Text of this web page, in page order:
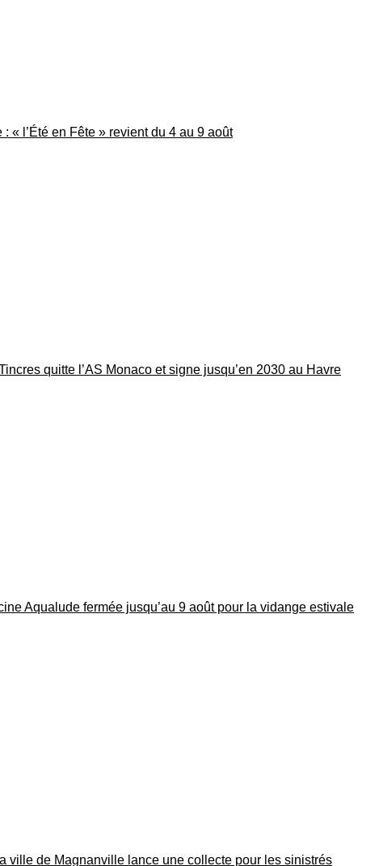
« l’Été en Fête » revient du 4 au 9 août
quitte l’AS Monaco et signe jusqu’en 2030 au Havre
Aqualude fermée jusqu’au 9 août pour la vidange estivale
ville de Magnanville lance une collecte pour les sinistrés